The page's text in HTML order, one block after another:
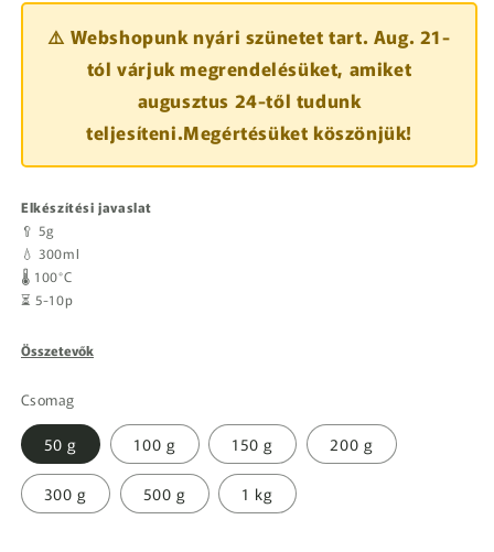
⚠️ Webshopunk nyári szünetet tart. Aug. 21-
tól várjuk megrendelésüket, amiket
augusztus 24-től tudunk
teljesíteni.Megértésüket köszönjük!
Elkészítési javaslat
🥄 5g
💧 300ml
🌡️ 100°C
⏳ 5-10p
Összetevők
Csomag
50 g 100 g 150 g 200 g
300 g 500 g 1 kg